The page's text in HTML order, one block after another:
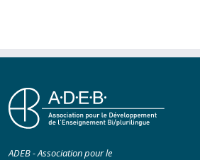
ADEB - Association pour le